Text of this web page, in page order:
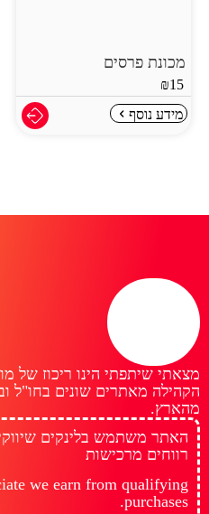
מכונת פרסים
₪15
מידע נוסף
מצאתי שיתפתי הינו ריכוז של
הקהילה מאתרים שונים בחו"ל
מהארץ.
האתר משתמש בלינקים
רווחים מרכישות
we earn from qualifying
purchases.